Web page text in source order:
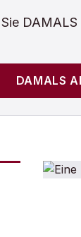
DAMALS
DAMALS